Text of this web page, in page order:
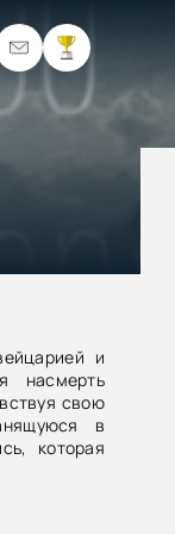
и
насмерть
свою
в
которая
и на
Убитая